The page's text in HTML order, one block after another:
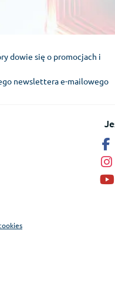
dowie się o promocjach i
newslettera e-mailowego
Konta